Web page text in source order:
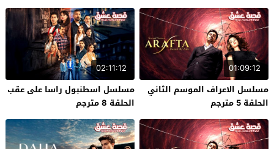
01:09:12
مسلسل الاعراف الموسم الثاني
الحلقة 5 مترجم
02:11:12
مسلسل اسطنبول راسا على عقب
الحلقة 8 مترجم